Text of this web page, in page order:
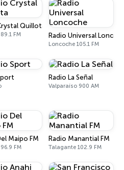
Quillota
FM Radio Universal
Loncoche 105.1 FM
Radio La Señal
Valparaíso 900 AM
Maipo FM
FM
Radio Manantial FM
Talagante 102.9 FM